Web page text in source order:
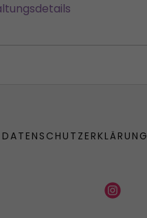
DATENSCHUTZERKLÄRUNG